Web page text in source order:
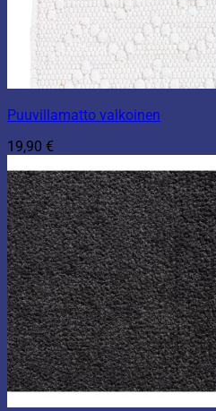
Puuvillamatto valkoinen
19,90 €